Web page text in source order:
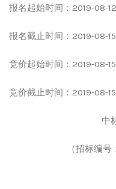
报名起始时间： 2019-08-
报名截止时间： 2019-08-
竞价起始时间： 2019-08-
竞价截止时间： 2019-08-
中
（招标编号